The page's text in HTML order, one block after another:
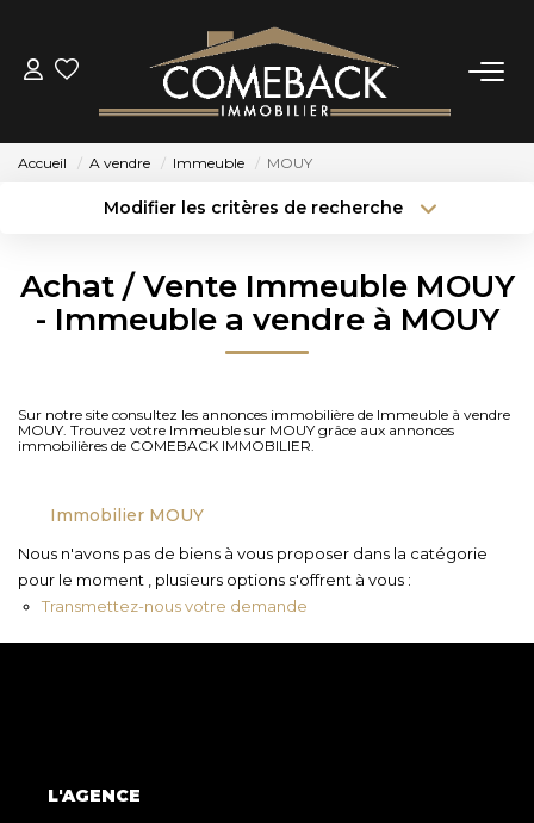
ACHETER
NOTRE AGENCE
BIENS VENDUS
Accueil A vendre Immeuble MOUY
Modifier les critères de recherche
Sélectionnez...
Type de bien
Surface min
Créer une alerte
Achat / Vente Immeuble MOUY
- Immeuble a vendre à MOUY
Sur notre site consultez les annonces immobilière de Immeuble à vendre
MOUY. Trouvez votre Immeuble sur MOUY grâce aux annonces
immobilières de COMEBACK IMMOBILIER.
Immobilier MOUY
Nous n'avons pas de biens à vous proposer dans la catégorie
pour le moment , plusieurs options s'offrent à vous :
Transmettez-nous votre demande
L'AGENCE